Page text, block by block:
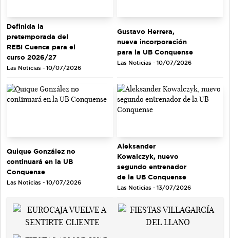
Definida la
pretemporada del
REBI Cuenca para el
curso 2026/27
Las Noticias - 10/07/2026
Gustavo Herrera,
nueva incorporación
para la UB Conquense
Las Noticias - 10/07/2026
Quique González no
continuará en la UB
Conquense
Las Noticias - 10/07/2026
Aleksander
Kowalczyk, nuevo
segundo entrenador
de la UB Conquense
Las Noticias - 13/07/2026